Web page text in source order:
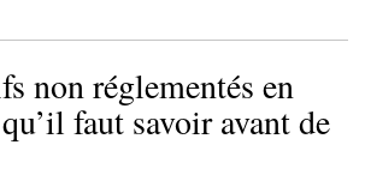
non réglementés en
faut savoir avant de